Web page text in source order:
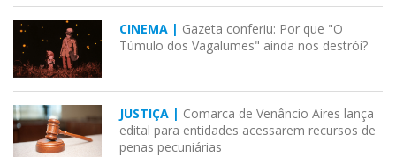
CINEMA | Gazeta conferiu: Por que "O
Túmulo dos Vagalumes" ainda nos destrói?
JUSTIÇA | Comarca de Venâncio Aires lança
edital para entidades acessarem recursos de
penas pecuniárias